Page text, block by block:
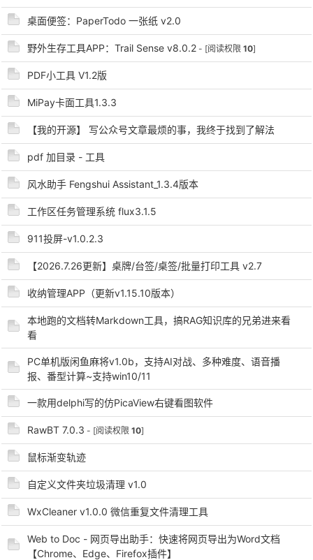
解
52
桌面便签：PaperTodo 一张纸 v2.0
野外生存工具APP：Trail Sense v8.0.2 - [阅读权限 10]
PDF小工具 V1.2版
MiPay卡面工具1.3.3
【我的开源】 写公众号文章最烦的事，我终于找到了解法
pdf 加目录 - 工具
风水助手 Fengshui Assistant_1.3.4版本
工作区任务管理系统 flux3.1.5
911投屏-v1.0.2.3
【2026.7.26更新】桌牌/台签/桌签/批量打印工具 v2.7
收纳管理APP（更新v1.15.10版本）
本地跑的文档转Markdown工具，搞RAG知识库的兄弟进来看
看
PC单机版闲鱼麻将v1.0b，支持AI对战、多种难度、语音播
报、番型计算~支持win10/11
一款用delphi写的仿PicaView右键看图软件
RawBT 7.0.3 - [阅读权限 10]
鼠标渐变轨迹
自定义文件夹垃圾清理 v1.0
WxCleaner v1.0.0 微信重复文件清理工具
Web to Doc - 网页导出助手：快速将网页导出为Word文档
【Chrome、Edge、Firefox插件】